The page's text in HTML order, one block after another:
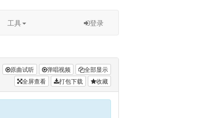
工具 登录
原曲试听 弹唱视频
全部显示
全屏查看
打包下载 收藏